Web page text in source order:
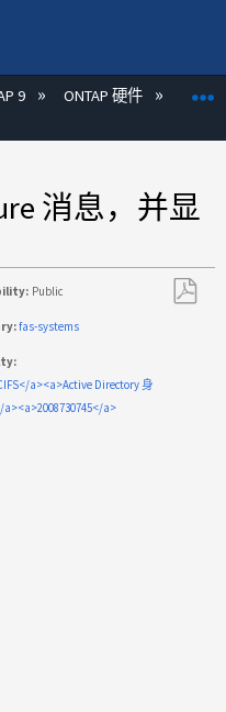
9 ONTAP 硬件
消息，并显
Public
fas-systems
a><a>Active Directory 身
a>